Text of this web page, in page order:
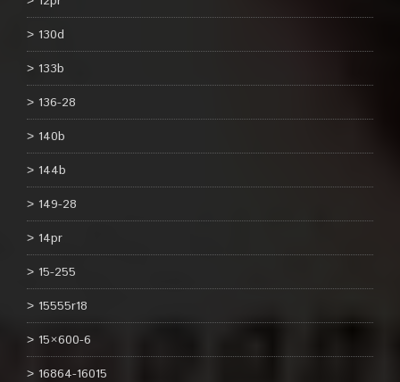
130d
133b
136-28
140b
144b
149-28
14pr
15-255
15555r18
15×600-6
16864-16015